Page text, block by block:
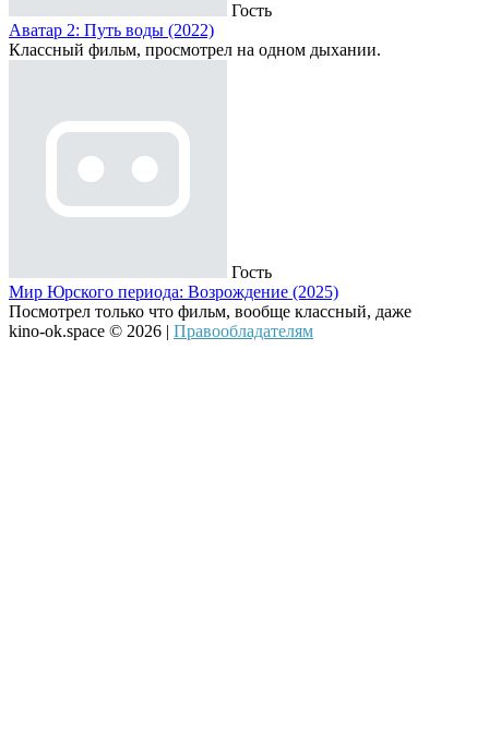
Гость
Аватар 2: Путь воды (2022)
Классный фильм, просмотрел на одном дыхании.
Гость
Мир Юрского периода: Возрождение (2025)
Посмотрел только что фильм, вообще классный, даже
kino-ok.space © 2026 | Правообладателям